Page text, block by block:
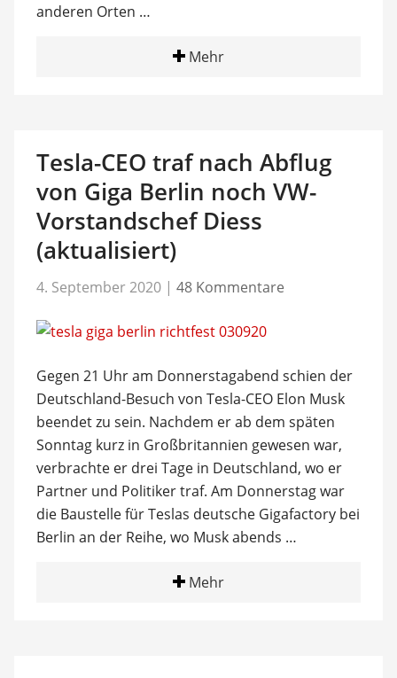
anderen Orten …
Mehr
Tesla-CEO traf nach Abflug
von Giga Berlin noch VW-
Vorstandschef Diess
(aktualisiert)
4. September 2020 | 48 Kommentare
Gegen 21 Uhr am Donnerstagabend schien der
Deutschland-Besuch von Tesla-CEO Elon Musk
beendet zu sein. Nachdem er ab dem späten
Sonntag kurz in Großbritannien gewesen war,
verbrachte er drei Tage in Deutschland, wo er
Partner und Politiker traf. Am Donnerstag war
die Baustelle für Teslas deutsche Gigafactory bei
Berlin an der Reihe, wo Musk abends …
Mehr